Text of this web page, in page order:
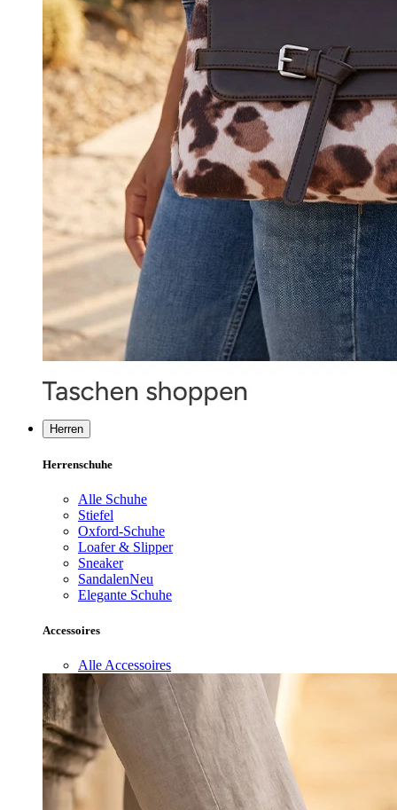
Herren
Herrenschuhe
Alle Schuhe
Stiefel
Oxford-Schuhe
Loafer & Slipper
Sneaker
SandalenNeu
Elegante Schuhe
Accessoires
Alle Accessoires